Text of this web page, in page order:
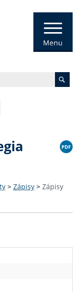
> Zápisy > Zápisy